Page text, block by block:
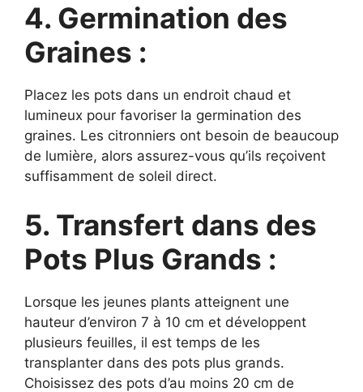
4. Germination des
Graines :
Placez les pots dans un endroit chaud et
lumineux pour favoriser la germination des
graines. Les citronniers ont besoin de beaucoup
de lumière, alors assurez-vous qu’ils reçoivent
suffisamment de soleil direct.
5. Transfert dans des
Pots Plus Grands :
Lorsque les jeunes plants atteignent une
hauteur d’environ 7 à 10 cm et développent
plusieurs feuilles, il est temps de les
transplanter dans des pots plus grands.
Choisissez des pots d’au moins 20 cm de